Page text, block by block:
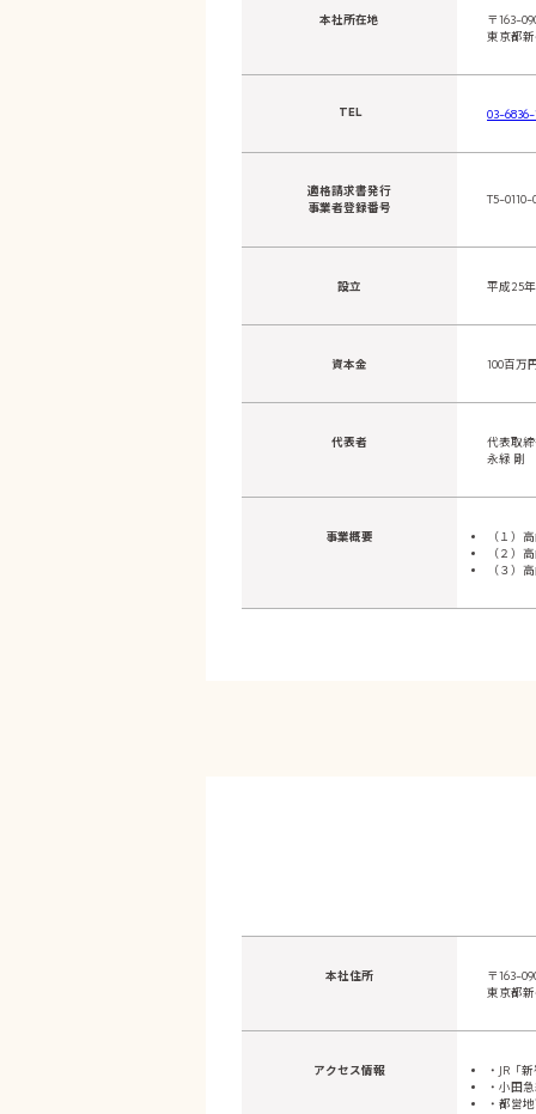
本社所在地
〒163-
東京都
TEL 03-6836-
適格請求書発行
事業者登録番号
T5-0110-
設立 平成25
資本金 100百万
代表者
代表取
永緑 剛
事業概要
（１）
（２）
（３）
本社住所
〒163-
東京都
アクセス情報
・JR「
・小田
・都営